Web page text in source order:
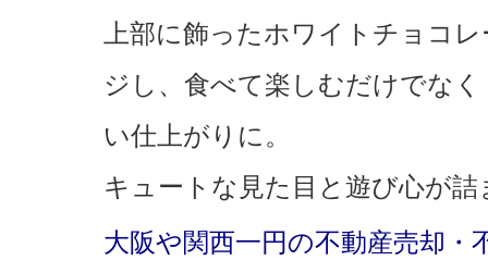
上部に飾ったホワイトチョコ
ジし、食べて楽しむだけでな
い仕上がりに。
キュートな見た目と遊び心が
大阪や関西一円の不動産売却・